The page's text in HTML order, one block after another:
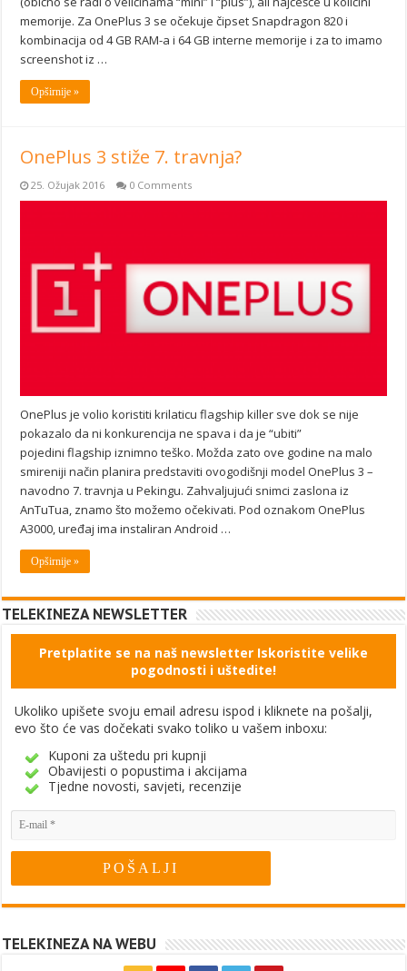
memorije. Za OnePlus 3 se očekuje čipset Snapdragon 820 i
kombinacija od 4 GB RAM-a i 64 GB interne memorije i za to imamo
screenshot iz …
Opširnije »
OnePlus 3 stiže 7. travnja?
25. Ožujak 2016 0 Comments
OnePlus je volio koristiti krilaticu flagship killer sve dok se nije
pokazalo da ni konkurencija ne spava i da je “ubiti”
pojedini flagship iznimno teško. Možda zato ove godine na malo
smireniji način planira predstaviti ovogodišnji model OnePlus 3 –
navodno 7. travnja u Pekingu. Zahvaljujući snimci zaslona iz
AnTuTua, znamo što možemo očekivati. Pod oznakom OnePlus
A3000, uređaj ima instaliran Android …
Opširnije »
TELEKINEZA NEWSLETTER
Pretplatite se na naš newsletter Iskoristite velike
pogodnosti i uštedite!
Ukoliko upišete svoju email adresu ispod i kliknete na pošalji,
evo što će vas dočekati svako toliko u vašem inboxu:
Kuponi za uštedu pri kupnji
Obavijesti o popustima i akcijama
Tjedne novosti, savjeti, recenzije
TELEKINEZA NA WEBU